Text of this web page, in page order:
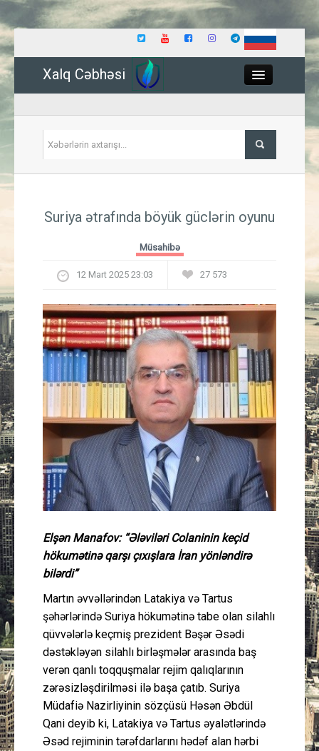
Xalq Cəbhəsi
İqtisadiyyat
Güney Azərbaycan
Mədəniyyət
Müsahibə
İdman
Layihə
Cəmiyyət
Peşə etikası
Əlaqə
Suriya ətrafında böyük güclərin oyunu
Müsahibə
12 Mart 2025 23:03 27 573
Elşən Manafov: “Ələviləri Colaninin keçid
hökumətinə qarşı çıxışlara İran yönləndirə
bilərdi”
Martın əvvəllərindən Latakiya və Tartus
şəhərlərində Suriya hökumətinə tabe olan silahlı
qüvvələrlə keçmiş prezident Bəşər Əsədi
dəstəkləyən silahlı birləşmələr arasında baş
verən qanlı toqquşmalar rejim qalıqlarının
zərəsizləşdirilməsi ilə başa çatıb. Suriya
Müdafiə Nazirliyinin sözçüsü Həsən Əbdül
Qani deyib ki, Latakiya və Tartus əyalətlərində
Əsəd rejiminin tərəfdarlarını hədəf alan hərbi